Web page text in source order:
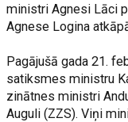
ministri Agnesi Lāci
Agnese Logina
Pagājušā gada 21.
satiksmes ministru
zinātnes ministri
Auguli (ZZS). Viņi